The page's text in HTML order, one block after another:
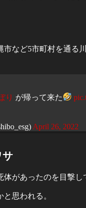
など5市町村を通る
り が帰って来た
April 26, 2022
サ
があったのを目撃
思われる。